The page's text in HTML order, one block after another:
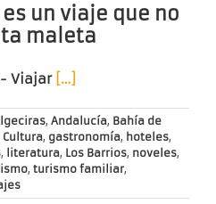
un viaje que no
maleta
Viajar […]
, Andalucía, Bahía de
Cultura, gastronomía, hoteles,
, literatura, Los Barrios, noveles,
, turismo familiar,